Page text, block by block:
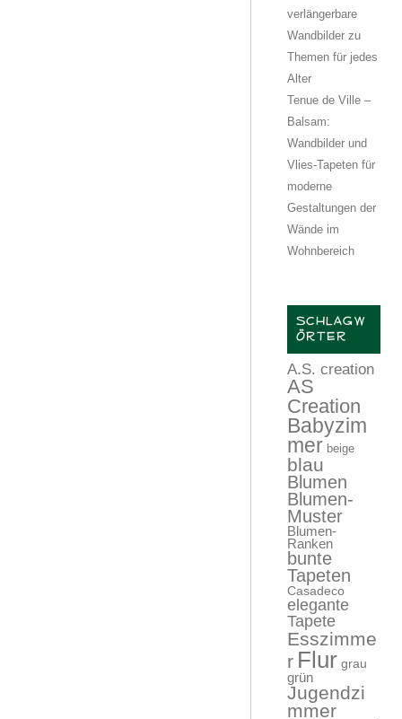
verlängerbare
Wandbilder zu
Themen für jedes
Alter
Tenue de Ville –
Balsam:
Wandbilder und
Vlies-Tapeten für
moderne
Gestaltungen der
Wände im
Wohnbereich
SCHLAGW
ÖRTER
A.S. creation
AS
Creation
Babyzim
mer beige
blau
Blumen
Blumen-
Muster
Blumen-
Ranken
bunte
Tapeten
Casadeco
elegante
Tapete
Esszimme
r Flur grau
grün
Jugendzi
mmer